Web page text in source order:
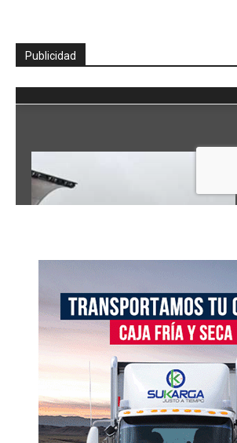
Publicidad